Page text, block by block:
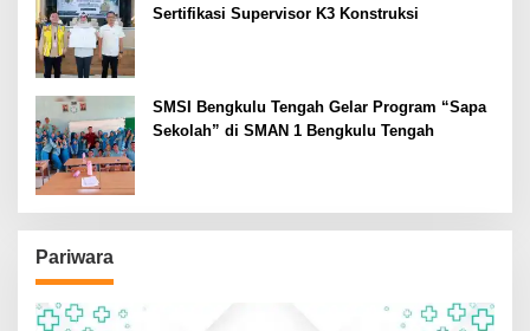
Sertifikasi Supervisor K3 Konstruksi
SMSI Bengkulu Tengah Gelar Program “Sapa
Sekolah” di SMAN 1 Bengkulu Tengah
Pariwara